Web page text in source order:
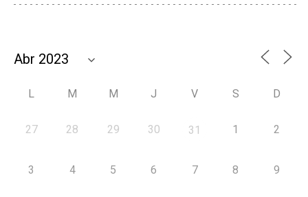
L M M J V S D
27 28 29 30 31 1 2
3 4 5 6 7 8 9